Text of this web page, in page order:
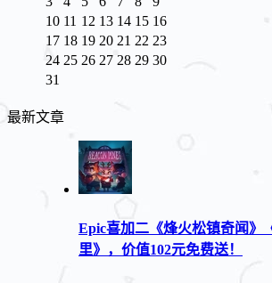
10 11 12 13 14 15 16
17 18 19 20 21 22 23
24 25 26 27 28 29 30
31
最新文章
Epic喜加二《烽火松镇奇闻》
里》，价值102元免费送！